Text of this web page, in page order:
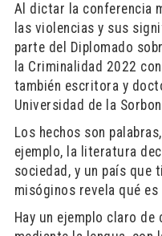
Al dictar la conferencia
las violencias y sus
parte del Diplomado
la Criminalidad 2022
también escritora y
Universidad de la
Los hechos son
ejemplo, la literatura
sociedad, y un país que
misóginos revela qué
Hay un ejemplo claro